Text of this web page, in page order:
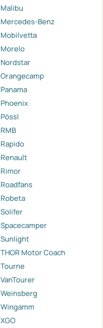
Malibu
Mercedes-Benz
Mobilvetta
Morelo
Nordstar
Orangecamp
Panama
Phoenix
Pössl
RMB
Rapido
Renault
Rimor
Roadfans
Robeta
Solifer
Spacecamper
Sunlight
THOR Motor Coach
Tourne
VanTourer
Weinsberg
Wingamm
XGO